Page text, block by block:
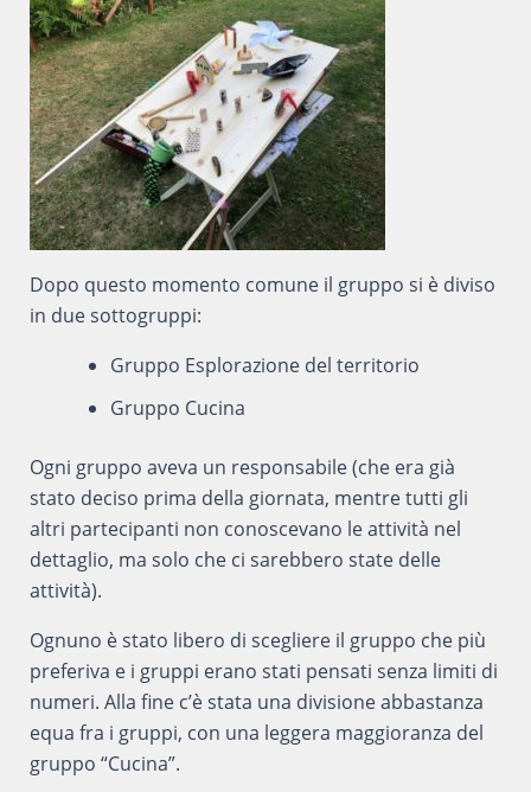
Dopo questo momento comune il gruppo si è diviso
in due sottogruppi:
Gruppo Esplorazione del territorio
Gruppo Cucina
Ogni gruppo aveva un responsabile (che era già
stato deciso prima della giornata, mentre tutti gli
altri partecipanti non conoscevano le attività nel
dettaglio, ma solo che ci sarebbero state delle
attività).
Ognuno è stato libero di scegliere il gruppo che più
preferiva e i gruppi erano stati pensati senza limiti di
numeri. Alla fine c’è stata una divisione abbastanza
equa fra i gruppi, con una leggera maggioranza del
gruppo “Cucina”.